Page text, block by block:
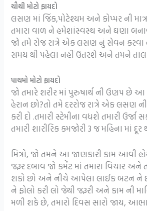
ચૌથી મોટો ફાયદો
લસણ માં જિંક,પોટેશ્યમ અને કોપ્પર ની
તમારા વાળ ને હમેશાંસ્વસ્થ અને ઘણા
જો તમે રોજ રાત્રે એક લસણ નું સેવન કરવા
સમય થી પહેલા નહીં ઉતરશે અને તમને
પાચમો મોટો ફાયદો
જો તમારે શરીર માં પુરુષાર્થ ની ઉણપ છે આ
હેરાન છો?તો તમે દરરોજ રાત્રે એક લસણ
કરી દો .તમારી સ્ટેમીના વધશે તમારી
તમારી શારીરિક કમજોરી 3 જ મહિના માં દૂર
મિત્રો, જો તમને આ જાણકારી કામ આવી
જરૂર દબાવ જો કમેંટ માં તમારા વિચાર અને
શકો છો અને નીચે આપેલા લાઈક બટન ને
ને ફોલો કરી લો જેથી જરૂરી અને કામ ની
મળી શકે છે, તમારો દિવસ સારો જાય,